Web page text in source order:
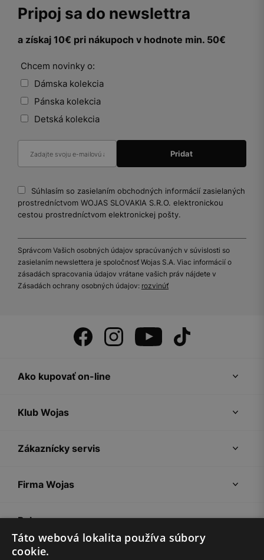
Pripoj sa do newslettra
a získaj 10€ pri nákupoch v hodnote min. 50€
Chcem novinky o:
Dámska kolekcia
Pánska kolekcia
Detská kolekcia
Súhlasím so zasielaním obchodných informácií zasielaných
prostredníctvom WOJAS SLOVAKIA S.R.O. elektronickou
cestou prostredníctvom elektronickej pošty.
Správcom Vašich osobných údajov spracúvaných v súvislosti so
zasielaním newslettera je spoločnosť Wojas S.A. Viac informácií o
zásadách spracovania údajov vrátane vašich práv nájdete v
Zásadách ochrany osobných údajov: rozvinúť
Ako kupovať on-line
Klub Wojas
Zákaznícky servis
Firma Wojas
Pokyny
Táto webová lokalita používa súbory
cookie.